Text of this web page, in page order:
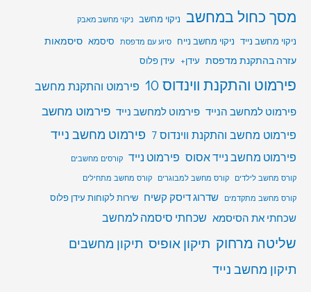
מסך כחול במחשב ניקוי מחשב ניקוי מחשב מאבק
ניקוי מחשב נייד ניקוי מחשב נייח סיוע עם מדפסת סיסמא סיסמאות
עזרה בהתקנת מדפסת עידן+ עידן פלוס
פירמוט והתקנת ווינדוס 10 פירמוט והתקנת מחשב
פירמוט למחשב הנייד פירמוט למחשב נייד פירמוט מחשב
פירמוט מחשב והתקנת ווינדוס 7
פירמוט מחשב נייד
פירמוט מחשב נייד אסוס פירמוט נייד קורסים מחשבים
קורס מחשב לילדים
קורס מחשב למבוגרים
קורס מחשב מתחילים
קורס מחשב מתקדמים
שדרוג דיסק קשיח שירות לקוחות עידן פלוס
שכחתי את הסיסמא שכחתי סיסמה למחשב
שליטה מרחוק תיקון אופיס תיקון מחשבים
תיקון מחשב נייד